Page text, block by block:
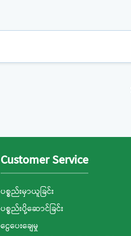
Customer Service
ပစ္စည်းမှာယူခြင်း
ပစ္စည်းပို့ဆောင်ခြင်း
ငွေပေးချေမှု